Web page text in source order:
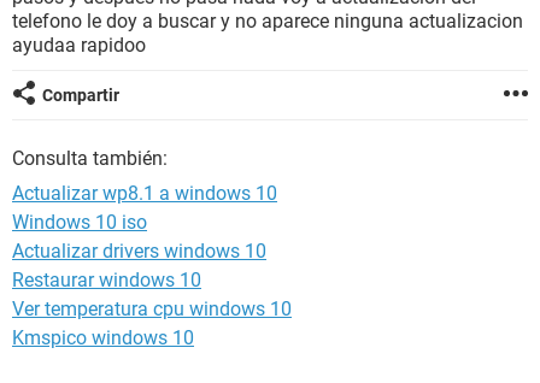
telefono le doy a buscar y no aparece ninguna actualizacion
ayudaa rapidoo
Compartir
Consulta también:
Actualizar wp8.1 a windows 10
Windows 10 iso
Actualizar drivers windows 10
Restaurar windows 10
Ver temperatura cpu windows 10
Kmspico windows 10